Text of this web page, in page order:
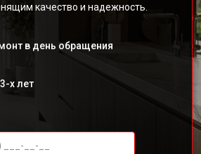
качество и надежность.
в день обращения
х лет